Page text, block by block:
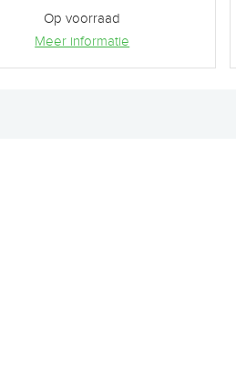
Op voorraad
Meer informatie